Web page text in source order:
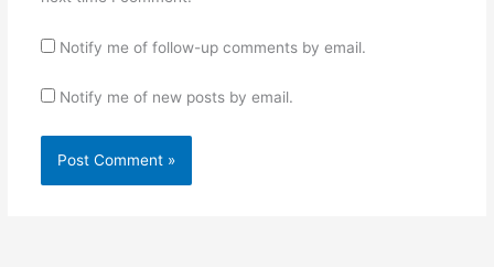
Notify me of follow-up comments by email.
Notify me of new posts by email.